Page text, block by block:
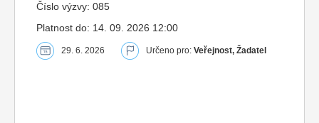
Číslo výzvy: 085
Platnost do: 14. 09. 2026 12:00
29. 6. 2026 Určeno pro: Veřejnost, Žadatel